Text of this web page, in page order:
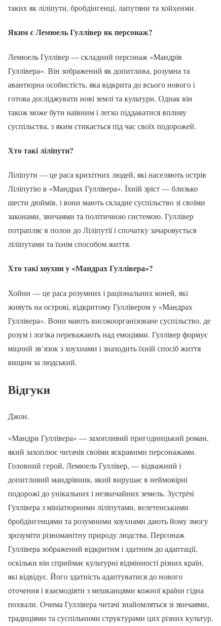
таких як ліліпути, бробдінгенці, лапутяни та хойхенми.
Яким є Лемюель Гуллівер як персонаж?
Лемюель Гуллівер — складний персонаж «Мандрів
Гуллівера». Він зображений як допитлива, розумна та
авантюрна особистість, яка відкрита до всього нового і
готова досліджувати нові землі та культури. Однак він
також може бути наївним і легко піддаватися впливу
суспільства, з яким стикається під час своїх подорожей.
Хто такі ліліпути?
Ліліпути — це раса крихітних людей, які населяють острів
Ліліпутію в «Мандрах Гуллівера». Їхній зріст — близько
шести дюймів, і вони мають складне суспільство зі своїми
законами, звичаями та політичною системою. Гуллівер
потрапляє в полон до Ліліпутії і спочатку зачаровується
ліліпутами та їхнім способом життя.
Хто такі хоухни у «Мандрах Гуллівера»?
Хойни — це раса розумних і раціональних коней, які
живуть на острові, відкритому Гуллівером у «Мандрах
Гуллівера». Вони мають високоорганізоване суспільство, де
розум і логіка переважають над емоціями. Гуллівер формує
міцний зв’язок з хоухнами і знаходить їхній спосіб життя
вищим за людський.
Відгуки
Джон.
«Мандри Гуллівера» — захопливий пригодницький роман,
який захоплює читачів своїми яскравими персонажами.
Головний герой, Лемюель Гуллівер, — відважний і
допитливий мандрівник, який вирушає в неймовірні
подорожі до унікальних і незвичайних земель. Зустрічі
Гуллівера з мініатюрними ліліпутами, велетенськими
бробдінгенцями та розумними хоухнами дають йому змогу
зрозуміти різноманітну природу людства. Персонаж
Гуллівера зображений відкритим і здатним до адаптації,
оскільки він сприймає культурні відмінності різних країн,
які відвідує. Його здатність адаптуватися до нового
оточення і взаємодіяти з мешканцями кожної країни гідна
похвали. Очима Гуллівера читачі знайомляться зі звичаями,
традиціями та суспільними структурами цих різних культур,